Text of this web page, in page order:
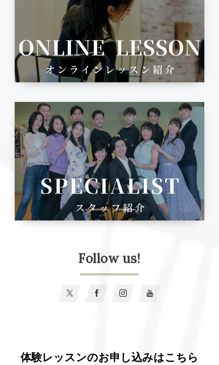
Follow us!
体験レッスンのお申し込みはこちら